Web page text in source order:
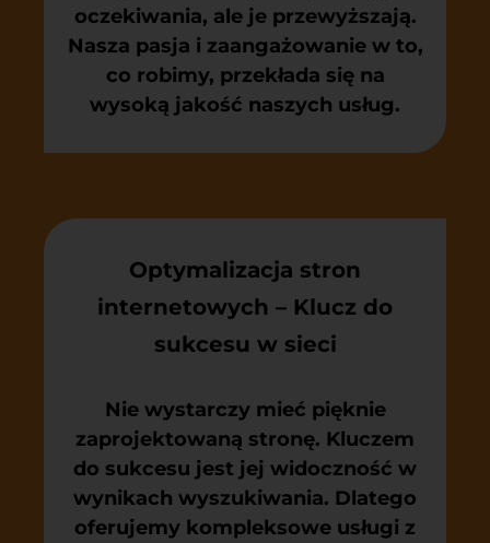
oczekiwania, ale je przewyższają.
Nasza pasja i zaangażowanie w to,
co robimy, przekłada się na
wysoką jakość naszych usług.
Optymalizacja stron
internetowych – Klucz do
sukcesu w sieci
Nie wystarczy mieć pięknie
zaprojektowaną stronę. Kluczem
do sukcesu jest jej widoczność w
wynikach wyszukiwania. Dlatego
oferujemy kompleksowe usługi z